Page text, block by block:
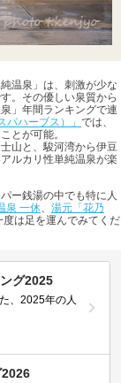
温泉」は、刺激が少な
。その優しい泉質から
」年間ランキングで連
パハーブス）」 では、
とが可能。
山と、駿河湾から伊豆
ルカリ性単純温泉が楽
ー銭湯の中でも特に人
泉 一休
湯元「花乃
は足を運んでみてくだ
グ2025
、2025年の人